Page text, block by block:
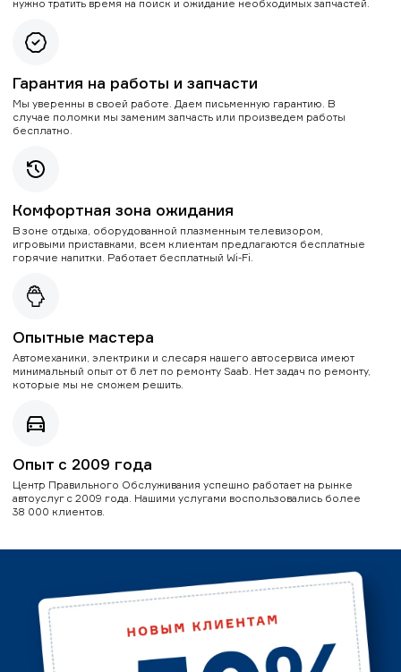
нужно тратить время на поиск и ожидание необходимых запчастей.
Гарантия на работы и запчасти
Мы уверенны в своей работе. Даем письменную гарантию. В
случае поломки мы заменим запчасть или произведем работы
бесплатно.
Комфортная зона ожидания
В зоне отдыха, оборудованной плазменным телевизором,
игровыми приставками, всем клиентам предлагаются бесплатные
горячие напитки. Работает бесплатный Wi-Fi.
Опытные мастера
Автомеханики, электрики и слесаря нашего автосервиса имеют
минимальный опыт от 6 лет по ремонту Saab. Нет задач по ремонту,
которые мы не сможем решить.
Опыт с 2009 года
Центр Правильного Обслуживания успешно работает на рынке
автоуслуг с 2009 года. Нашими услугами воспользовались более
38 000 клиентов.